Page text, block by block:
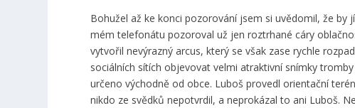
Bohužel až ke konci pozorování jsem si uvědomil, že by
mém telefonátu pozoroval už jen roztrhané cáry
vytvořil nevýrazný arcus, který se však zase rychle
sociálních sítích objevovat velmi atraktivní snímky
určeno východně od obce. Luboš provedl orientační
nikdo ze svědků nepotvrdil, a neprokázal to ani Luboš.